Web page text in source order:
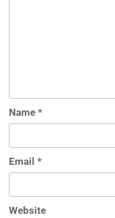
Name *
Email *
Website